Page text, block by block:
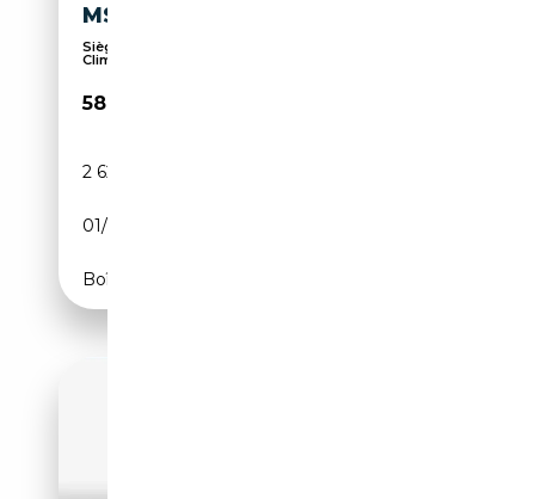
MSPORT PRO AUTO
Sièges sport, Airbags latéraux, ESP,
Climatisation...
58 500€
2 629 km
01/2025
Boîte automatique